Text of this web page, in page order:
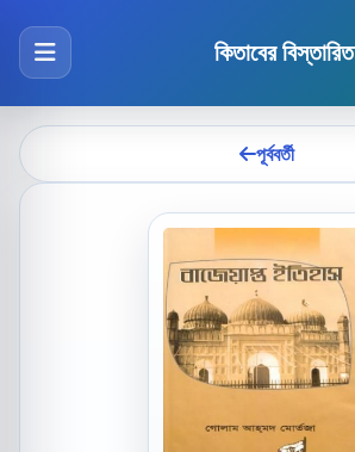
কিতাবের বিস্তারিত
পূর্ববর্তী